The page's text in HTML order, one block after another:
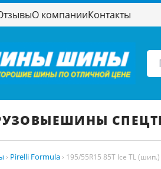
О компанииКонтакты
ШИНЫ
› Pirelli Formula › 195/55R15 85T Ice TL (шип.)